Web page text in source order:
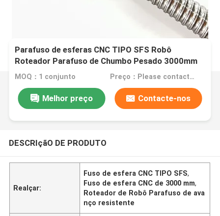
Parafuso de esferas CNC TIPO SFS Robô
Roteador Parafuso de Chumbo Pesado 3000mm
MOQ：1 conjunto Preço：Please contact for a quote
Melhor preço Contacte-nos
DESCRIçãO DE PRODUTO
Realçar:
Fuso de esfera CNC TIPO SFS,
Fuso de esfera CNC de 3000 mm,
Roteador de Robô Parafuso de ava
nço resistente